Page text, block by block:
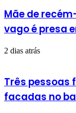
Mãe de
vago é presa
2 dias atrás
Três pessoas
facadas no